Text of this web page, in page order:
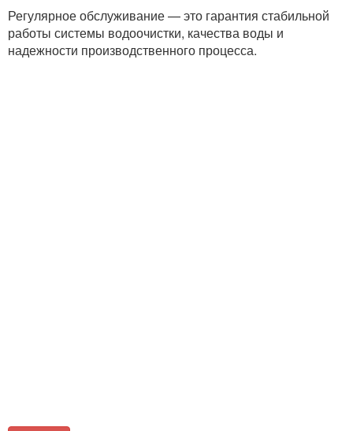
Регулярное обслуживание — это гарантия стабильной
работы системы водоочистки, качества воды и
надежности производственного процесса.